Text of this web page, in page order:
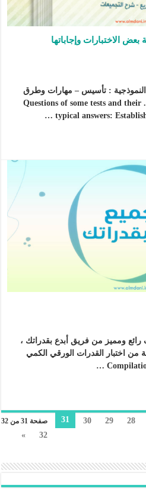
– أسئلة بعض الاختبارات وإجاباتها
النموذجية : تأسيس – مهارات وطرق
الحل السريع – شرح التجميعات . Questions of some tests and their
typical answers:
بقدراتك 2021 .. ملف رائع ومميز من فريق أبدع بقدراتك ،
من اختبار القدرات الورقي الكمي
صفحة 31 من 32 28
29
30
31
32
»